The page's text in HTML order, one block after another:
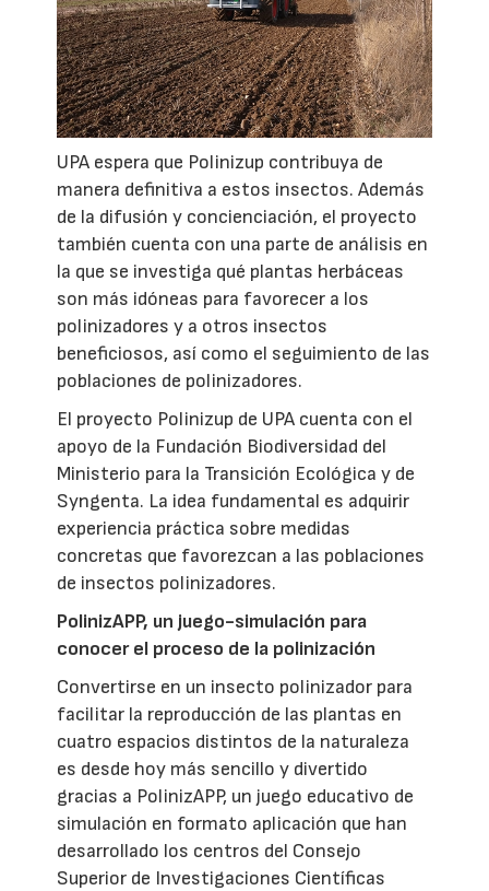
UPA espera que Polinizup contribuya de
manera definitiva a estos insectos. Además
de la difusión y concienciación, el proyecto
también cuenta con una parte de análisis en
la que se investiga qué plantas herbáceas
son más idóneas para favorecer a los
polinizadores y a otros insectos
beneficiosos, así como el seguimiento de las
poblaciones de polinizadores.
El proyecto Polinizup de UPA cuenta con el
apoyo de la Fundación Biodiversidad del
Ministerio para la Transición Ecológica y de
Syngenta. La idea fundamental es adquirir
experiencia práctica sobre medidas
concretas que favorezcan a las poblaciones
de insectos polinizadores.
PolinizAPP, un juego-simulación para
conocer el proceso de la polinización
Convertirse en un insecto polinizador para
facilitar la reproducción de las plantas en
cuatro espacios distintos de la naturaleza
es desde hoy más sencillo y divertido
gracias a PolinizAPP, un juego educativo de
simulación en formato aplicación que han
desarrollado los centros del Consejo
Superior de Investigaciones Científicas